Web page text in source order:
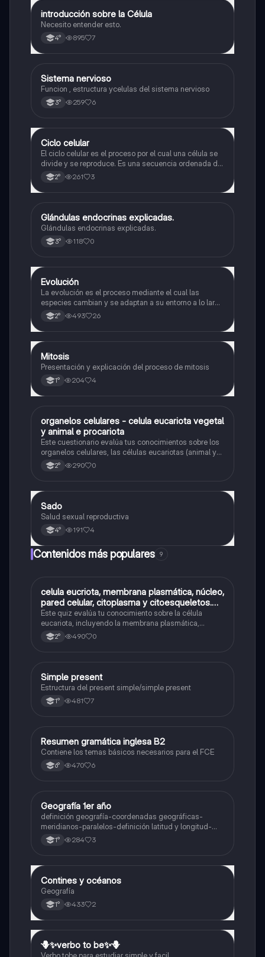
Biología
introducción sobre la Célula
Necesito entender esto.
4° 895 7
Biología
Sistema nervioso
Funcion , estructura ycelulas del sistema nervioso
3° 259 6
Biología
Ciclo celular
El ciclo celular es el proceso por el cual una célula se
divide y se reproduce. Es una secuencia ordenada de
eventos que permiten la replicación del material
genético y la formación de dos células hijas idénticas
2° 261 3
Biología
Glándulas endocrinas explicadas.
Glándulas endocrinas explicadas.
3° 118 0
Biología
Evolución
La evolución es el proceso mediante el cual las
especies cambian y se adaptan a su entorno a lo largo
del tiempo.
2° 493 26
Biología
Mitosis
Presentación y explicación del proceso de mitosis
1° 204 4
OBiología
organelos celulares - celula eucariota vegetal
y animal e procariota
Este cuestionario evalúa tus conocimientos sobre los
organelos celulares, las células eucariotas (animal y
vegetal) y las células procariotas.
2° 290 0
Biología
Sado
Salud sexual reproductiva
4° 191 4
Contenidos más populares 9
CBiología
celula eucriota, membrana plasmática, núcleo,
pared celular, citoplasma y citoesqueletos.
nombre se las partes de la celula eucariota
Este quiz evalúa tu conocimiento sobre la célula
eucariota, incluyendo la membrana plasmática,
núcleo, pared celular, citoplasma y citoesqueleto.
2° 490 0
Inglés
Simple present
Estructura del present simple/simple present
1° 481 7
Inglés
Resumen gramática inglesa B2
Contiene los temas básicos necesarios para el FCE
6° 470 6
Geografía
Geografía 1er año
definición geografía-coordenadas geográficas-
meridianos-paralelos-definición latitud y longitud-
elementos del mapa-definición mapa-localización
relativa y absoluta
1° 284 3
Geografía
Contines y océanos
Geografía
1° 433 2
Inglés
🪻✨️verbo to be✨️🪻